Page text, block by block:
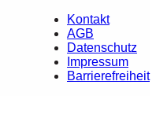
Kontakt
AGB
Datenschutz
Impressum
Barrierefreiheit